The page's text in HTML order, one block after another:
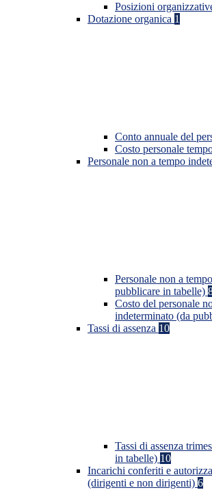
Posizioni
Dotazione organica 1
Conto annuale del
Costo personale
Personale non a tempo
Personale non a
pubblicare in tabelle)
Costo del personale
indeterminato (da
Tassi di assenza 10
Tassi di assenza
in tabelle) 10
Incarichi conferiti e
(dirigenti e non dirigenti) 6